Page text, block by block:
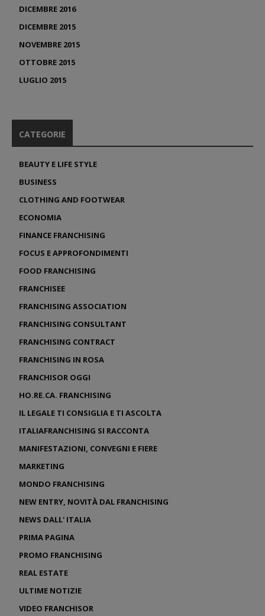
DICEMBRE 2016
DICEMBRE 2015
NOVEMBRE 2015
OTTOBRE 2015
LUGLIO 2015
CATEGORIE
BEAUTY E LIFE STYLE
BUSINESS
CLOTHING AND FOOTWEAR
ECONOMIA
FINANCE FRANCHISING
FOCUS E APPROFONDIMENTI
FOOD FRANCHISING
FRANCHISEE
FRANCHISING ASSOCIATION
FRANCHISING CONSULTANT
FRANCHISING CONTRACT
FRANCHISING IN ROSA
FRANCHISOR OGGI
HO.RE.CA. FRANCHISING
IL LEGALE TI CONSIGLIA E TI ASCOLTA
ITALIAFRANCHISING SI RACCONTA
MANIFESTAZIONI, CONVEGNI E FIERE
MARKETING
MONDO FRANCHISING
NEW ENTRY, NOVITÀ DAL FRANCHISING
NEWS DALL' ITALIA
PRIMA PAGINA
PROMO FRANCHISING
REAL ESTATE
ULTIME NOTIZIE
VIDEO FRANCHISOR